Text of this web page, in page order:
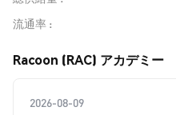
流通率
Racoon (RAC) アカデミー
2026-08-09